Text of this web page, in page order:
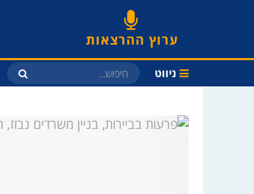
ערוץ ההרצאות
ניווט